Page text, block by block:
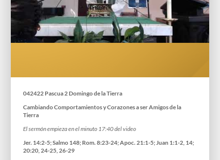
042422 Pascua 2 Domingo de la Tierra
Cambiando Comportamientos y Corazones a ser Amigos de la
Tierra
El sermón empieza en el minuto 17:40 del video
Jer. 14:2-5; Salmo 148; Rom. 8:23-24; Apoc. 21:1-5; Juan 1:1-2, 14;
20:20, 24-25, 26-29